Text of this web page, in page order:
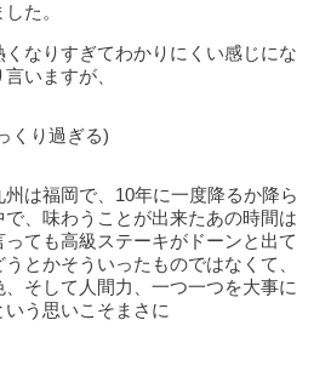
た。
なりすぎてわかりにくい感じにな
いますが、
くり過ぎる)
は福岡で、10年に一度降るか降ら
、味わうことが出来たあの時間は
ても高級ステーキがドーンと出て
とかそういったものではなくて、
そして人間力、一つ一つを大事に
う思いこそまさに